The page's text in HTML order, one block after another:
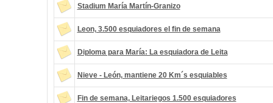
Stadium María Martín-Granizo
Leon, 3.500 esquiadores el fin de semana
Diploma para María: La esquiadora de Leita
Nieve - León, mantiene 20 Km´s esquiables
Fin de semana, Leitariegos 1.500 esquiadores